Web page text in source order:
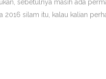
sebetulnya masih ada
silam itu, kalau kalian